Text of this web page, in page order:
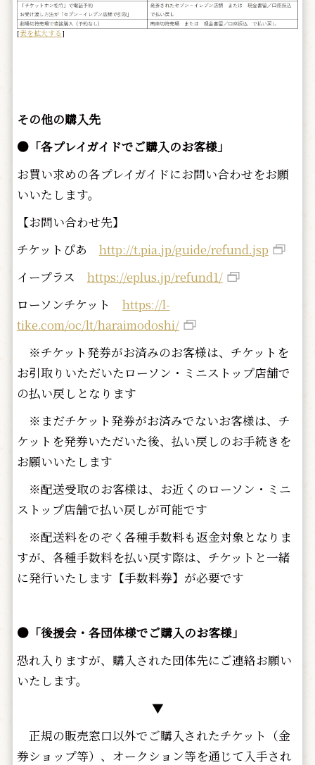
[表を拡大する ]
その他の購入先
●「各プレイガイドでご購入のお客様」
お買い求めの各プレイガイドにお問い合わせをお願
いいたします。
【お問い合わせ先】
チケットぴあ http://t.pia.jp/guide/refund.jsp
イープラス https://eplus.jp/refund1/
ローソンチケット https://l-
tike.com/oc/lt/haraimodoshi/
※チケット発券がお済みのお客様は、チケットを
お引取りいただいたローソン・ミニストップ店舗で
の払い戻しとなります
※まだチケット発券がお済みでないお客様は、チ
ケットを発券いただいた後、払い戻しのお手続きを
お願いいたします
※配送受取のお客様は、お近くのローソン・ミニ
ストップ店舗で払い戻しが可能です
※配送料をのぞく各種手数料も返金対象となりま
すが、各種手数料を払い戻す際は、チケットと一緒
に発行いたします【手数料券】が必要です
●「後援会・各団体様でご購入のお客様」
恐れ入りますが、購入された団体先にご連絡お願い
いたします。
▼
正規の販売窓口以外でご購入されたチケット（金
券ショップ等）、オークション等を通じて入手され